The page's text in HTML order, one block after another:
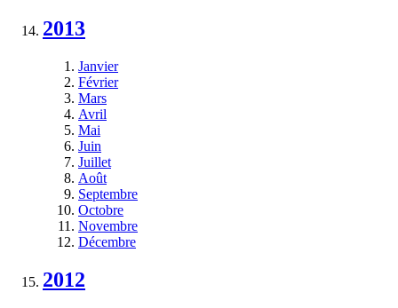
2013
Janvier
Février
Mars
Avril
Mai
Juin
Juillet
Août
Septembre
Octobre
Novembre
Décembre
2012